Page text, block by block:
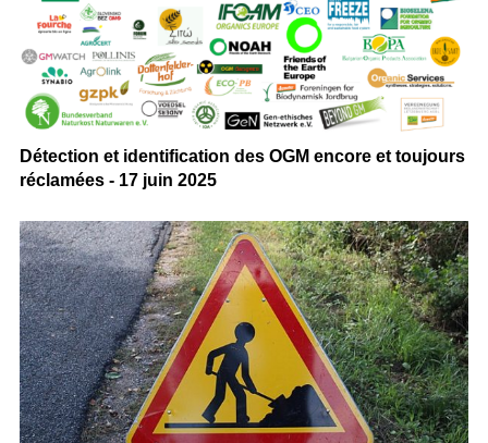
Détection et identification des OGM encore et toujours
réclamées - 17 juin 2025